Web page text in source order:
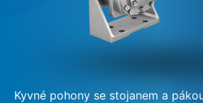
Kyvné pohony se stojanem a